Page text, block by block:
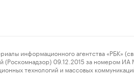
агентства «РБК»
09.12.2015 за номером
технологий и массовых